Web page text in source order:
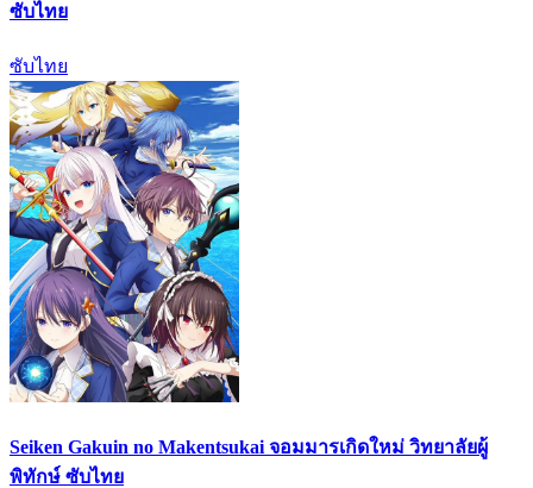
ซับไทย
ซับไทย
Seiken Gakuin no Makentsukai จอมมารเกิดใหม่ วิทยาลัยผู้
พิทักษ์ ซับไทย